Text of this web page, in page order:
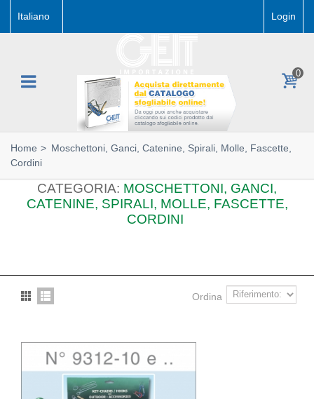
Italiano Login
0
Home > Moschettoni, Ganci, Catenine, Spirali, Molle, Fascette,
Cordini
CATEGORIA: MOSCHETTONI, GANCI,
CATENINE, SPIRALI, MOLLE, FASCETTE,
CORDINI
Ordina